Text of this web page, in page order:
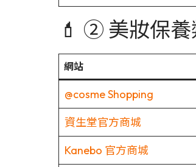
💄 ② 美妝保養
網站
@cosme Shopping
資生堂官方商城
Kanebo 官方商城